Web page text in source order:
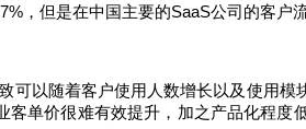
7% ，但是在中国主要的SaaS公司的客户
可以随着客户使用人数增长以及使用
单价很难有效提升，加之产品化程